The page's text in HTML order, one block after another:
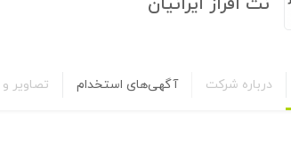
درباره شرکت آگهی‌های استخدام تصاویر